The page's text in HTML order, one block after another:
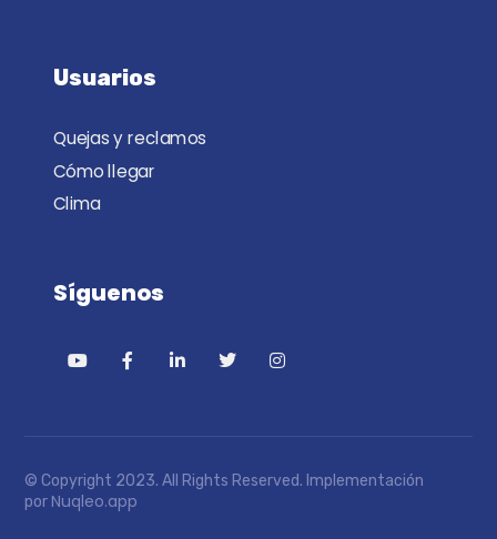
Usuarios
Quejas y reclamos
Cómo llegar
Clima
Síguenos
© Copyright 2023. All Rights Reserved. Implementación
por Nuqleo.app